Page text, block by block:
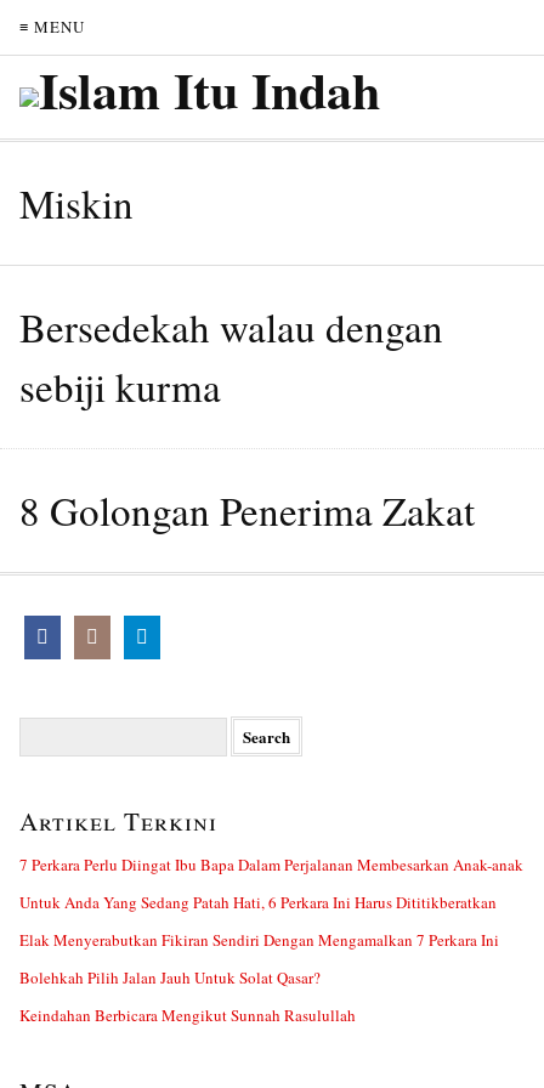
≡ MENU
Miskin
Bersedekah walau dengan
sebiji kurma
8 Golongan Penerima Zakat
Artikel Terkini
7 Perkara Perlu Diingat Ibu Bapa Dalam Perjalanan Membesarkan Anak-anak
Untuk Anda Yang Sedang Patah Hati, 6 Perkara Ini Harus Dititikberatkan
Elak Menyerabutkan Fikiran Sendiri Dengan Mengamalkan 7 Perkara Ini
Bolehkah Pilih Jalan Jauh Untuk Solat Qasar?
Keindahan Berbicara Mengikut Sunnah Rasulullah